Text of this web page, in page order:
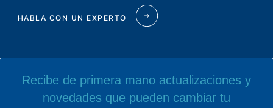
HABLA CON UN EXPERTO
Recibe de primera mano actualizaciones y
novedades que pueden cambiar tu